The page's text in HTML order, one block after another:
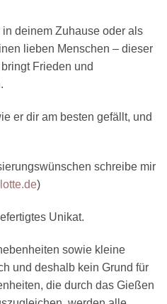
deinem Zuhause oder als
lieben Menschen – dieser
Frieden und
er dir am besten gefällt, und
schreibe mir
)
Unikat.
sowie kleine
und deshalb kein Grund für
die durch das Gießen